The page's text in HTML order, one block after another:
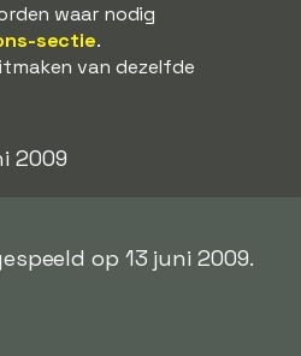
waar nodig
sectie.
van dezelfde
2009
op 13 juni 2009.